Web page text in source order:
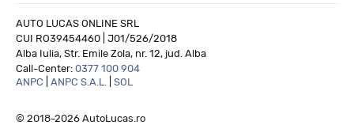
AUTO LUCAS ONLINE SRL
CUI RO39454460 | J01/526/2018
Alba Iulia, Str. Emile Zola, nr. 12, jud. Alba
Call-Center: 0377 100 904
ANPC
ANPC S.A.L. SOL
© 2018-2026 AutoLucas.ro